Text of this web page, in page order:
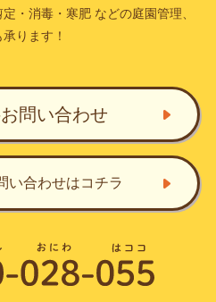
・消毒・寒肥などの庭園管理、
ります！
問い合わせ
い合わせはコチラ